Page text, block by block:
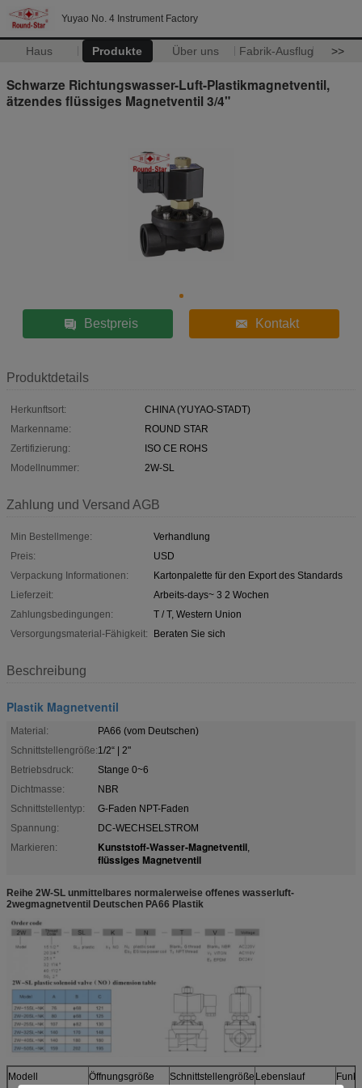
Yuyao No. 4 Instrument Factory
Haus Produkte Über uns Fabrik-Ausflug >>
Schwarze Richtungswasser-Luft-Plastikmagnetventil,
ätzendes flüssiges Magnetventil 3/4"
Bestpreis Kontakt
Produktdetails
Herkunftsort:
CHINA (YUYAO-STADT)
Markenname:
ROUND STAR
Zertifizierung:
ISO CE ROHS
Modellnummer:
2W-SL
Zahlung und Versand AGB
Min Bestellmenge:
Verhandlung
Preis:
USD
Verpackung Informationen:
Kartonpalette für den Export des Standards
Lieferzeit:
Arbeits-days~ 3 2 Wochen
Zahlungsbedingungen:
T / T, Western Union
Versorgungsmaterial-Fähigkeit:
Beraten Sie sich
Beschreibung
Plastik Magnetventil
Material:
PA66 (vom Deutschen)
Schnittstellengröße:1/2“ | 2"
Betriebsdruck:
Stange 0~6
Dichtmasse:
NBR
Schnittstellentyp:
G-Faden NPT-Faden
Spannung:
DC-WECHSELSTROM
Markieren:
Kunststoff-Wasser-Magnetventil,
flüssiges Magnetventil
Reihe 2W-SL unmittelbares normalerweise offenes wasserluft-
2wegmagnetventil Deutschen PA66 Plastik
Modell
Öffnungsgröße
Schnittstellengröße Lebenslauf